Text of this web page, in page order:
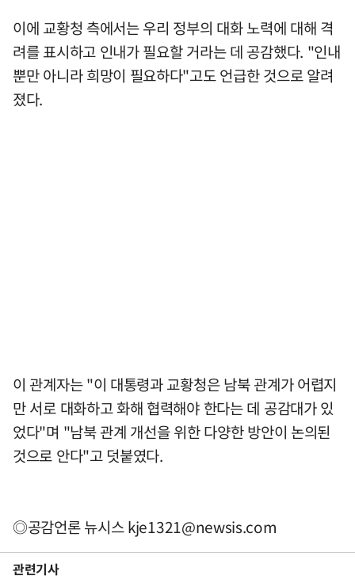
이에 교황청 측에서는 우리 정부의 대화 노력에 대해 격
려를 표시하고 인내가 필요할 거라는 데 공감했다. "인내
뿐만 아니라 희망이 필요하다"고도 언급한 것으로 알려
졌다.
이 관계자는 "이 대통령과 교황청은 남북 관계가 어렵지
만 서로 대화하고 화해 협력해야 한다는 데 공감대가 있
었다"며 "남북 관계 개선을 위한 다양한 방안이 논의된
것으로 안다"고 덧붙였다.
◎공감언론 뉴시스kje1321@newsis.com
관련기사